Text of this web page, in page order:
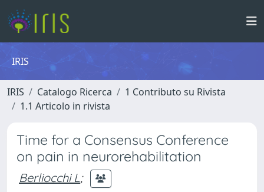
IRIS
IRIS Catalogo Ricerca
1 Contributo su Rivista
1.1 Articolo in rivista
Time for a Consensus Conference
on pain in neurorehabilitation
Berliocchi L;